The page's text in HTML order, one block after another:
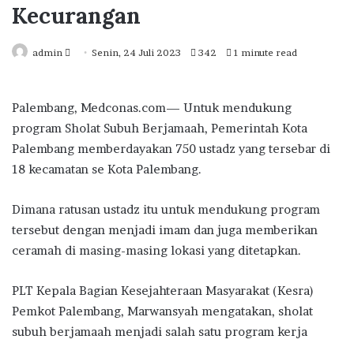
Kecurangan
admin
Send Senin, 24 Juli 2023 342 1 minute read
Palembang, Medconas.com— Untuk mendukung
program Sholat Subuh Berjamaah, Pemerintah Kota
Palembang memberdayakan 750 ustadz yang tersebar di
18 kecamatan se Kota Palembang.
Dimana ratusan ustadz itu untuk mendukung program
tersebut dengan menjadi imam dan juga memberikan
ceramah di masing-masing lokasi yang ditetapkan.
PLT Kepala Bagian Kesejahteraan Masyarakat (Kesra)
Pemkot Palembang, Marwansyah mengatakan, sholat
subuh berjamaah menjadi salah satu program kerja